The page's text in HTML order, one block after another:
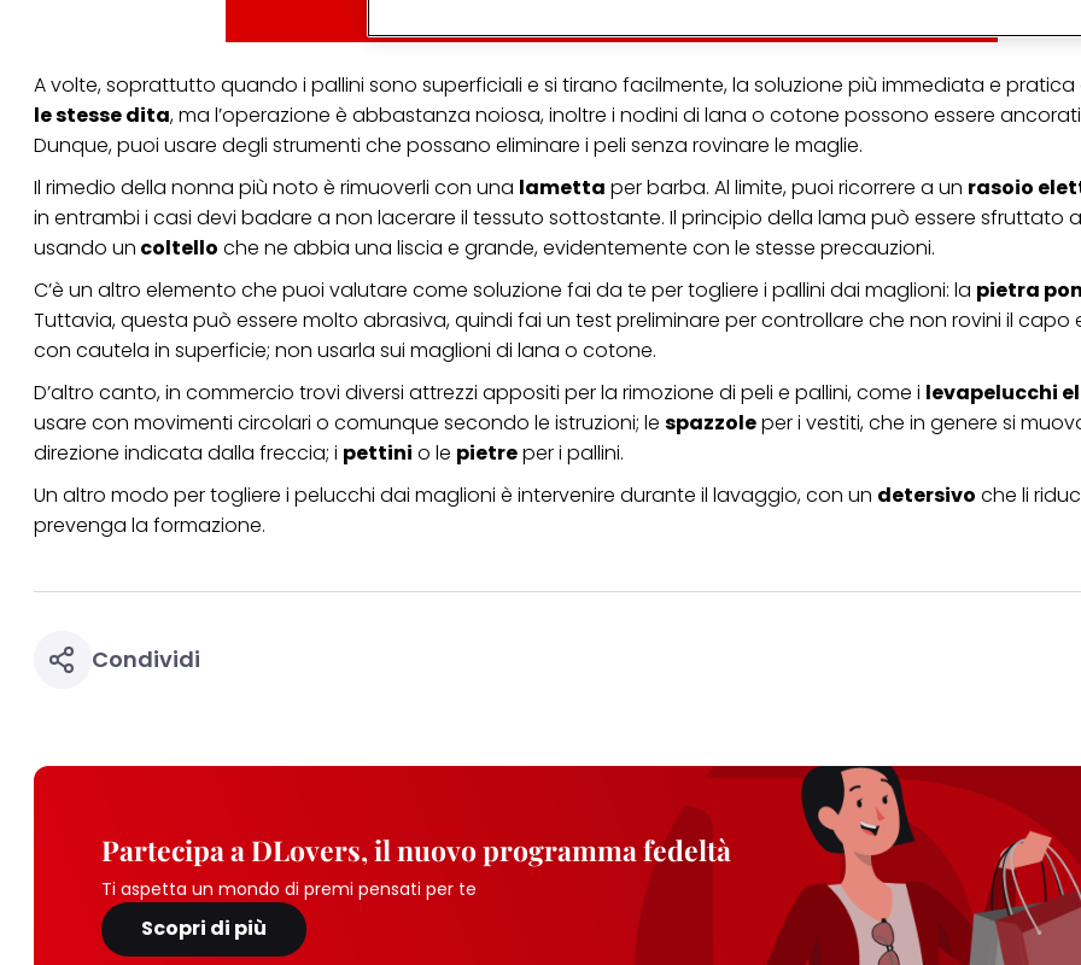
A volte, soprattutto quando i pallini sono superficiali e si tirano facilmente, la soluzione più immediata e pratica
le stesse dita, ma l’operazione è abbastanza noiosa, inoltre i nodini di lana o cotone possono essere
Dunque, puoi usare degli strumenti che possano eliminare i peli senza rovinare le maglie.
Il rimedio della nonna più noto è rimuoverli con una lametta per barba. Al limite, puoi ricorrere a un rasoio
in entrambi i casi devi badare a non lacerare il tessuto sottostante. Il principio della lama può essere sfruttato
usando un coltello che ne abbia una liscia e grande, evidentemente con le stesse precauzioni.
C’è un altro elemento che puoi valutare come soluzione fai da te per togliere i pallini dai maglioni: la pietra
Tuttavia, questa può essere molto abrasiva, quindi fai un test preliminare per controllare che non rovini il capo
con cautela in superficie; non usarla sui maglioni di lana o cotone.
D’altro canto, in commercio trovi diversi attrezzi appositi per la rimozione di peli e pallini, come i levapelucchi
usare con movimenti circolari o comunque secondo le istruzioni; le spazzoleper i vestiti, che in genere si
direzione indicata dalla freccia; i pettini o le pietreper i pallini.
Un altro modo per togliere i pelucchi dai maglioni è intervenire durante il lavaggio, con un detersivo che li
prevenga la formazione.
Condividi
Partecipa a DLovers, il nuovo programma fedeltà
Ti aspetta un mondo di premi pensati per te
Scopri di più
Puoi trovare maggiori informazioni sul trattamento dei tuoi dati nella nostra Informativa sulla
collegata nel piè di pagina (Sezione "Cookie, Pixel, Impronte digitali e tecnologie simili"). Puoi
qualsiasi momento con effetto per il futuro disabilitando i cookie sul nostro sito web nella sezione
periodo di conservazione, consultare le informazioni dettagliate su ciascun cookie disponibili
"modifica" di seguito".
Se fai clic su "Modifica" potrai trovare maggiori informazioni sul trattamento dei tuoi dati / sull'uso
tuoi dati personali per tutte le finalità sopra indicate. Se fai clic su "Rifiuta", verranno utilizzati solo i
necessari per fornirti questo sito web.